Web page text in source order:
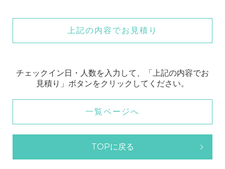
上記の内容でお見積り
チェックイン日・人数を入力して、「上記の内容でお
見積り」ボタンをクリックしてください。
一覧ページへ
TOPに戻る